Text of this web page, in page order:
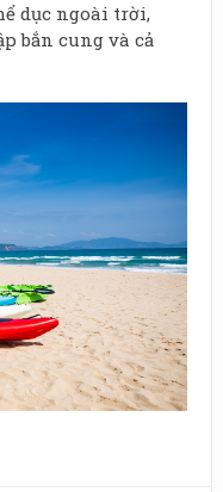
dục ngoài trời,
bắn cung và cả